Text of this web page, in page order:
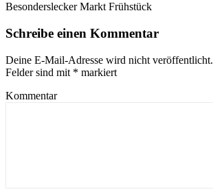
Besonderslecker Markt Frühstück
Schreibe einen Kommentar
Deine E-Mail-Adresse wird nicht veröffentlicht.
Felder sind mit * markiert
Kommentar